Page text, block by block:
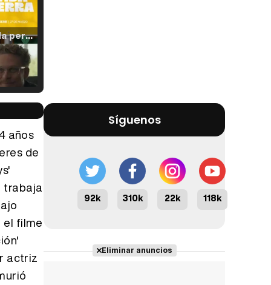
Tráiler 'Vida perra' (2026)
Tráiler Oficial en VOSE 'The Audacity'
años
de
trabaja
filme
actriz
Síguenos
92k 310k 22k 118k
Eliminar anuncios